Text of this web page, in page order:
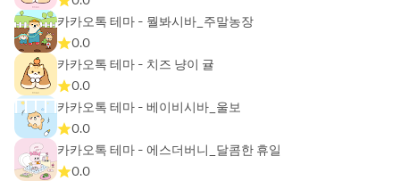
카카오톡 테마 - 뭘봐시바_주말농장
0.0
카카오톡 테마 - 치즈 냥이 귤
0.0
카카오톡 테마 - 베이비시바_울보
0.0
카카오톡 테마 - 에스더버니_달콤한 휴일
0.0